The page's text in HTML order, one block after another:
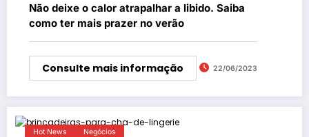
Não deixe o calor atrapalhar a libido. Saiba
como ter mais prazer no verão
Consulte mais informação 22/06/2023
Hot News Negócios